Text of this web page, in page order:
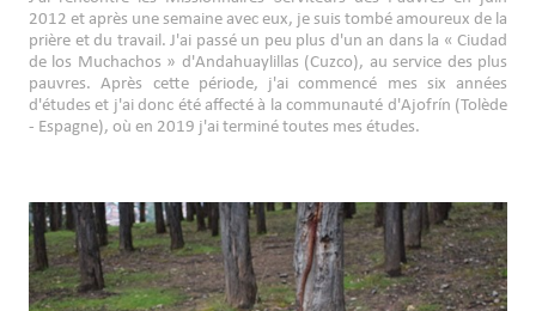
2012 et après une semaine avec eux, je suis tombé amoureux de la
prière et du travail. J'ai passé un peu plus d'un an dans la « Ciudad
de los Muchachos » d'Andahuaylillas (Cuzco), au service des plus
pauvres. Après cette période, j'ai commencé mes six années
d'études et j'ai donc été affecté à la communauté d'Ajofrín (Tolède
- Espagne), où en 2019 j'ai terminé toutes mes études.